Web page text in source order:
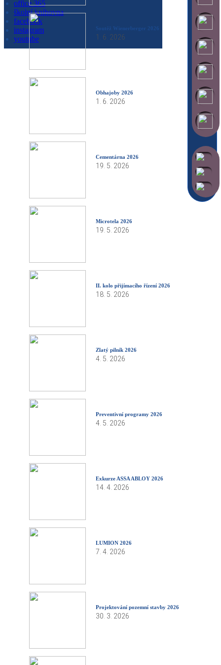
office 365
školní knihovna
facebook
instagram
youtube
Soutěž Wienerberger 2026
1. 6. 2026
Obhajoby 2026
1. 6. 2026
Cementárna 2026
19. 5. 2026
Microtela 2026
19. 5. 2026
II. kolo přijímacího řízení 2026
18. 5. 2026
Zlatý pilník 2026
4. 5. 2026
Preventivní programy 2026
4. 5. 2026
Exkurze ASSA ABLOY 2026
14. 4. 2026
LUMION 2026
7. 4. 2026
Projektování pozemní stavby 2026
30. 3. 2026